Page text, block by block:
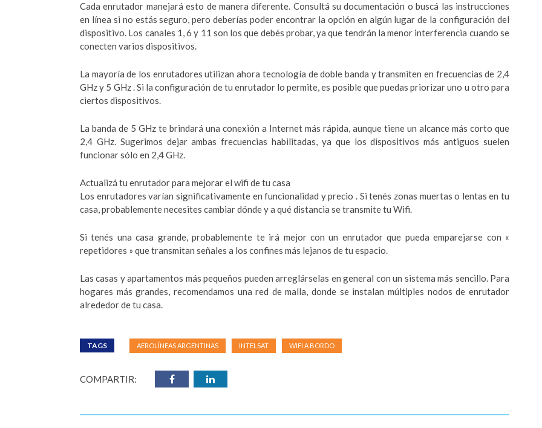
Cada enrutador manejará esto de manera diferente. Consultá su documentación o buscá las instrucciones
en línea si no estás seguro, pero deberías poder encontrar la opción en algún lugar de la configuración del
dispositivo. Los canales 1, 6 y 11 son los que debés probar, ya que tendrán la menor interferencia cuando se
conecten varios dispositivos.
La mayoría de los enrutadores utilizan ahora tecnología de doble banda y transmiten en frecuencias de 2,4
GHz y 5 GHz . Si la configuración de tu enrutador lo permite, es posible que puedas priorizar uno u otro para
ciertos dispositivos.
La banda de 5 GHz te brindará una conexión a Internet más rápida, aunque tiene un alcance más corto que
2,4 GHz. Sugerimos dejar ambas frecuencias habilitadas, ya que los dispositivos más antiguos suelen
funcionar sólo en 2,4 GHz.
Actualizá tu enrutador para mejorar el wifi de tu casa
Los enrutadores varían significativamente en funcionalidad y precio . Si tenés zonas muertas o lentas en tu
casa, probablemente necesites cambiar dónde y a qué distancia se transmite tu Wifi.
Si tenés una casa grande, probablemente te irá mejor con un enrutador que pueda emparejarse con «
repetidores » que transmitan señales a los confines más lejanos de tu espacio.
Las casas y apartamentos más pequeños pueden arreglárselas en general con un sistema más sencillo. Para
hogares más grandes, recomendamos una red de malla, donde se instalan múltiples nodos de enrutador
alrededor de tu casa.
TAGS AEROLÍNEAS ARGENTINAS INTELSAT WIFI A BORDO
COMPARTIR: